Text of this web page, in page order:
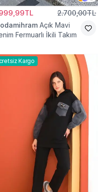
2.700,00TL
Açık Mavi
Fermuarlı İkili Takım
Kargo